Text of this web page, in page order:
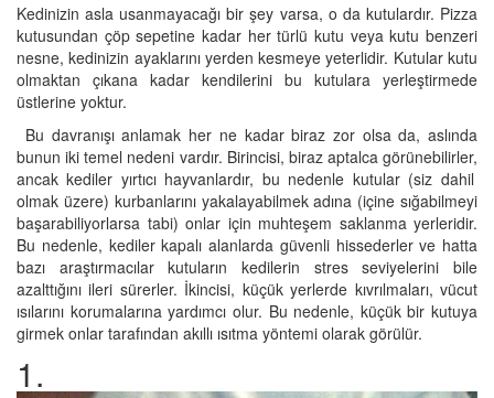
Kedinizin asla usanmayacağı bir şey varsa, o da kutulardır. Pizza
kutusundan çöp sepetine kadar her türlü kutu veya kutu benzeri
nesne, kedinizin ayaklarını yerden kesmeye yeterlidir. Kutularkutu
olmaktan çıkana kadar kendilerini bu kutulara yerleştirmede
üstlerine yoktur.
Bu davranışı anlamak her ne kadarbiraz zor olsa da,aslında
bunun iki temel nedeni vardır. Birincisi, birazaptalca görünebilirler,
ancakkediler yırtıcı hayvanlardır, bu nedenle kutular (siz dahil
olmak üzere) kurbanlarını yakalayabilmek adına (içinesığabilmeyi
başarabiliyorlarsa tabi) onlar için muhteşem saklanma yerleridir.
Bu nedenle, kediler kapalı alanlarda güvenli hissederler ve hatta
bazı araştırmacılar kutuların kedilerin stres seviyelerini bile
azalttığını ileri sürerler. İkincisi, küçük yerlerde kıvrılmaları, vücut
ısılarını korumalarına yardımcı olur. Bu nedenle, küçük bir kutuya
girmek onlar tarafından akıllı ısıtma yöntemi olarak görülür.
1.